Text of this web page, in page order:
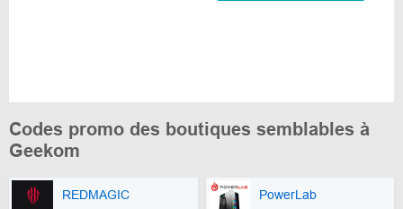
Codes promo des boutiques semblables à
Geekom
REDMAGIC PowerLab